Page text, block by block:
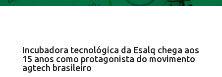
Incubadora tecnológica da Esalq chega aos
15 anos como protagonista do movimento
agtech brasileiro